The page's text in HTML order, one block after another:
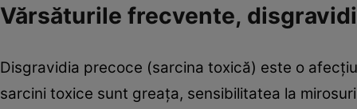
Vărsăturile frecvente,
Disgravidia precoce (sarcina toxică) este o
sarcini toxice sunt greaţa, sensibilitatea la